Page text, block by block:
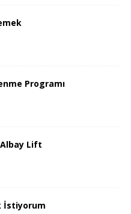
Programı
Lift
İstiyorum